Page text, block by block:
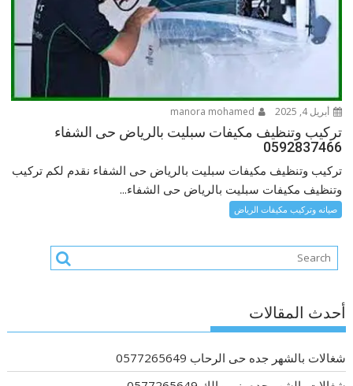
أبريل 4, 2025
تركيب وتنظيف مكيفات سبليت بالرياض حى الشفاء
0592837466
تركيب وتنظيف مكيفات سبليت بالرياض حى الشفاء نقدم لكم تركيب
وتنظيف مكيفات سبليت بالرياض حى الشفاء...
صيانه وتركيب مكيفات الرياض
أحدث المقالات
شغالات بالشهر جده حى الرحاب 0577265649